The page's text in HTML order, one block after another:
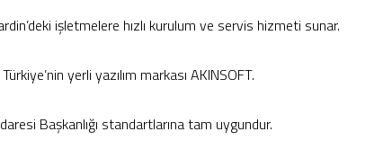
işletmelere hızlı kurulum ve servis hizmeti sunar.
yerli yazılım markası AKINSOFT.
Başkanlığı standartlarına tam uygundur.